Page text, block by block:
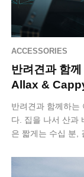
ACCESSORIES
반려견과 함
Allax &
반려견과 함께하는
다. 집을 나서 산과
은 짧게는 수십 분,